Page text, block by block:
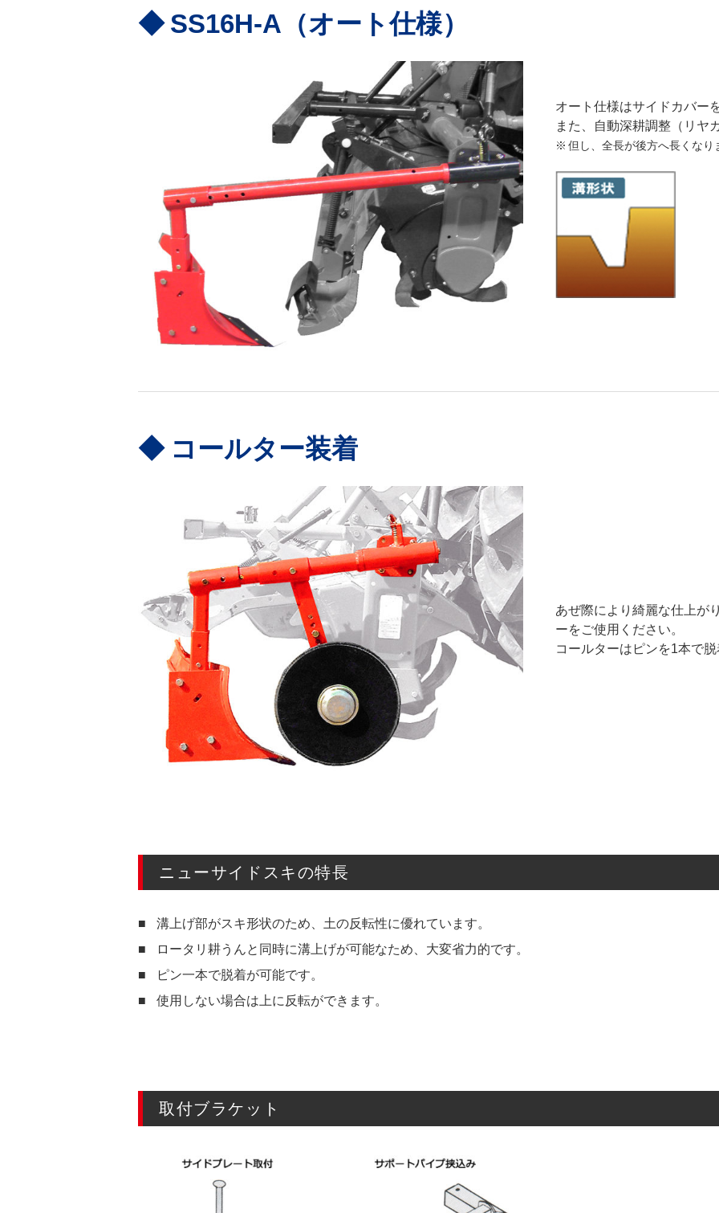
SS16H-A（オート仕様）
オート仕様はサイドカバー
また、自動深耕調整（リヤ
但し、全長が後方へ長くなり
コールター装着
あぜ際により綺麗な仕上が
ーをご使用ください。
コールターはピンを1本で
ニューサイドスキの特長
溝上げ部がスキ形状のため、土の反転性に優れています。
ロータリ耕うんと同時に溝上げが可能なため、大変省力的です。
ピン一本で脱着が可能です。
使用しない場合は上に反転ができます。
取付ブラケット